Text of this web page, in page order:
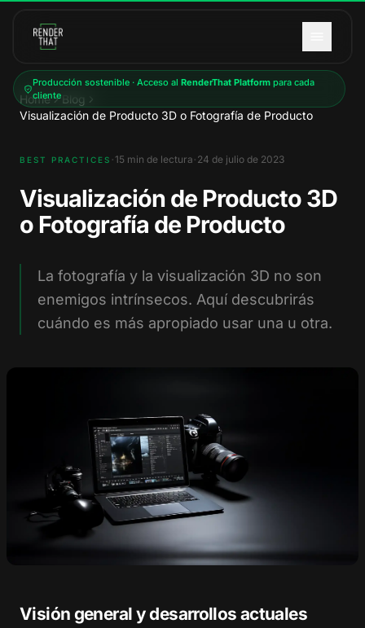
Producción sostenible · Acceso al RenderThat Platformpara cada
cliente
Home
Blog
Visualización de Producto 3D o Fotografía de Producto
BEST PRACTICES · 15 min de lectura · 24 de julio de 2023
Visualización de Producto 3D
o Fotografía de Producto
La fotografía y la visualización 3D no son
enemigos intrínsecos. Aquí descubrirás
cuándo es más apropiado usar una u otra.
Visión general y desarrollos actuales